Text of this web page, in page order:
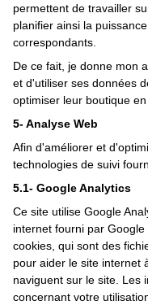
permettent de travailler
planifier ainsi la
correspondants.
De ce fait, je donne mon
et d'utiliser ses données
optimiser leur boutique
5- Analyse Web
Afin d'améliorer et
technologies de suivi
5.1- Google Analytics
Ce site utilise Google
internet fourni par
cookies, qui sont des
pour aider le site internet
naviguent sur le site. Les
concernant votre